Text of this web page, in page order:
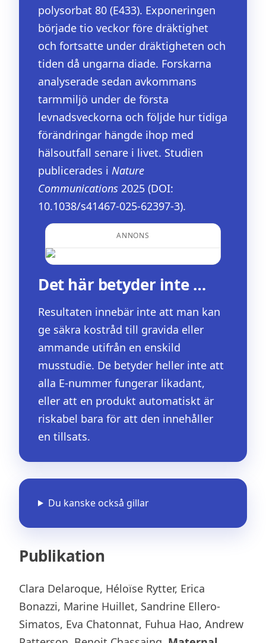
polysorbat 80 (E433). Exponeringen
började tio veckor före dräktighet
och fortsatte under dräktigheten och
tiden då ungarna diade. Forskarna
analyserade sedan avkommans
tarmmiljö under de första
levnadsveckorna och följde hur tidiga
förändringar hängde ihop med
hälsoutfall senare i livet. Studien
publicerades i Nature
Communications 2025 (DOI:
10.1038/s41467-025-62397-3).
ANNONS
Det här betyder inte …
Resultaten innebär inte att man kan
ge säkra kostråd till gravida eller
ammande utifrån en enskild
musstudie. De betyder heller inte att
alla E-nummer fungerar likadant,
eller att en produkt automatiskt är
riskabel bara för att den innehåller
en tillsats.
Du kanske också gillar
Publikation
Clara Delaroque, Héloïse Rytter, Erica
Bonazzi, Marine Huillet, Sandrine Ellero-
Simatos, Eva Chatonnat, Fuhua Hao, Andrew